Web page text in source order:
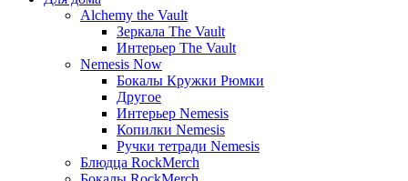
Alchemy the Vault
Зеркала The Vault
Интерьер The Vault
Nemesis Now
Бокалы Кружки Рюмки
Другое
Интерьер Nemesis
Копилки Nemesis
Ручки тетради Nemesis
Блюдца RockMerch